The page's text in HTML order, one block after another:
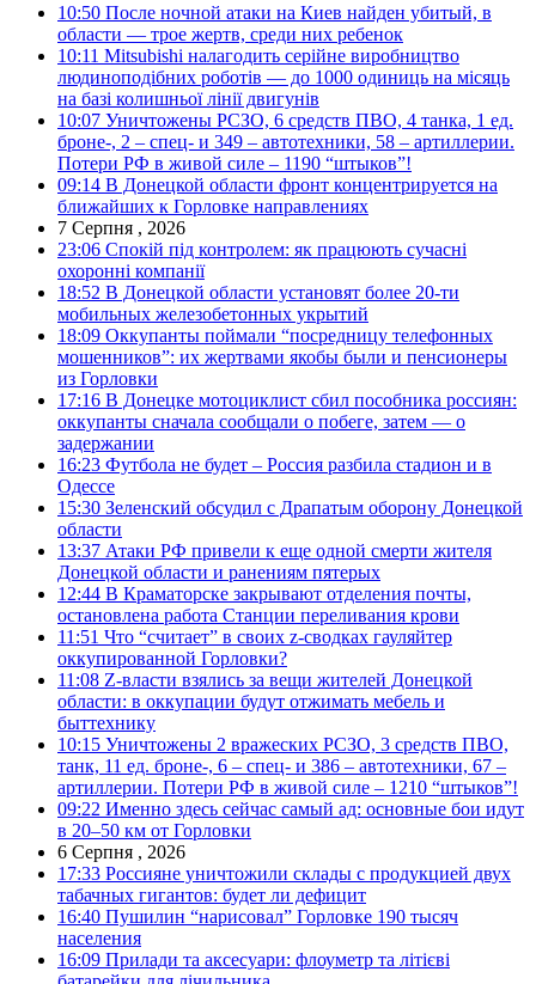
10:50 После ночной атаки на Киев найден убитый, в
области — трое жертв, среди них ребенок
10:11 Mitsubishi налагодить серійне виробництво
людиноподібних роботів — до 1000 одиниць на місяць
на базі колишньої лінії двигунів
10:07 Уничтожены РСЗО, 6 средств ПВО, 4 танка, 1 ед.
броне-, 2 – спец- и 349 – автотехники, 58 – артиллерии.
Потери РФ в живой силе – 1190 “штыков”!
09:14 В Донецкой области фронт концентрируется на
ближайших к Горловке направлениях
7 Серпня , 2026
23:06 Спокій під контролем: як працюють сучасні
охоронні компанії
18:52 В Донецкой области установят более 20-ти
мобильных железобетонных укрытий
18:09 Оккупанты поймали “посредницу телефонных
мошенников”: их жертвами якобы были и пенсионеры
из Горловки
17:16 В Донецке мотоциклист сбил пособника россиян:
оккупанты сначала сообщали о побеге, затем — о
задержании
16:23 Футбола не будет – Россия разбила стадион и в
Одессе
15:30 Зеленский обсудил с Драпатым оборону Донецкой
области
13:37 Атаки РФ привели к еще одной смерти жителя
Донецкой области и ранениям пятерых
12:44 В Краматорске закрывают отделения почты,
остановлена работа Станции переливания крови
11:51 Что “считает” в своих z-сводках гауляйтер
оккупированной Горловки?
11:08 Z-власти взялись за вещи жителей Донецкой
области: в оккупации будут отжимать мебель и
быттехнику
10:15 Уничтожены 2 вражеских РСЗО, 3 средств ПВО,
танк, 11 ед. броне-, 6 – спец- и 386 – автотехники, 67 –
артиллерии. Потери РФ в живой силе – 1210 “штыков”!
09:22 Именно здесь сейчас самый ад: основные бои идут
в 20–50 км от Горловки
6 Серпня , 2026
17:33 Россияне уничтожили склады с продукцией двух
табачных гигантов: будет ли дефицит
16:40 Пушилин “нарисовал” Горловке 190 тысяч
населения
16:09 Прилади та аксесуари: флоуметр та літієві